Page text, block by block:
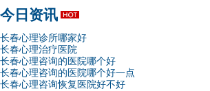
今日资讯
长春心理诊所哪家好
长春心理治疗医院
长春心理咨询的医院哪个好
长春心理咨询的医院哪个好一点
长春心理咨询恢复医院好不好